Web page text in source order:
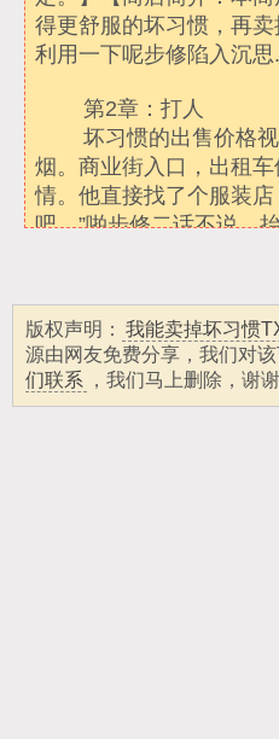
版权声明： 我能卖掉坏习惯
源由网友免费分享，我们对
们联系
，我们马上删除，谢谢